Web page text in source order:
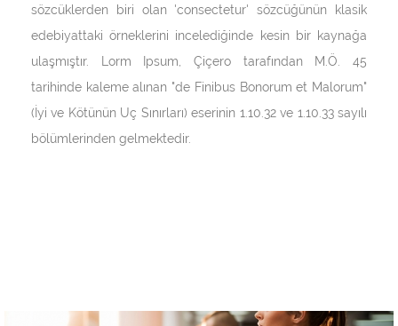
sözcüklerden biri olan 'consectetur' sözcüğünün klasik
edebiyattaki örneklerini incelediğinde kesin bir kaynağa
ulaşmıştır. Lorm Ipsum, Çiçero tarafından M.Ö. 45
tarihinde kaleme alınan "de Finibus Bonorum et Malorum"
(İyi ve Kötünün Uç Sınırları) eserinin 1.10.32 ve 1.10.33 sayılı
bölümlerinden gelmektedir.